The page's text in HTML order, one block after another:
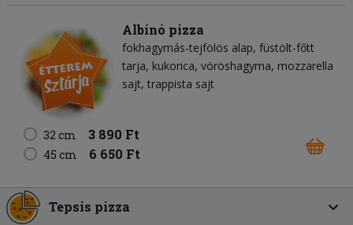
Albínó pizza
fokhagymás-tejfölös alap füstölt-főtt
tarja kukorica vöröshagyma mozzarella
sajt trappista sajt
32 cm 3 890 Ft
45 cm 6 650 Ft
Tepsis pizza